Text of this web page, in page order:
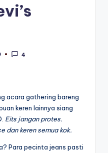
4
acara gathering bareng
keren lainnya siang
Eits jangan protes.
dan keren semua kok.
Para pecinta jeans pasti